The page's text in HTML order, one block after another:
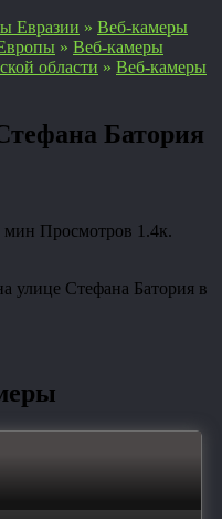
Евразии » Веб-камеры
» Веб-камеры
области » Веб-камеры
Батория
мин Просмотров 1.4к.
улице Стефана Батория в